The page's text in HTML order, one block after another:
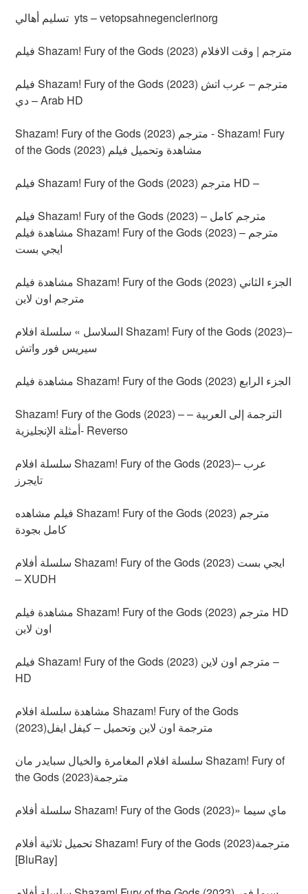
تسليم أهالي yts – vetopsahnegenclerinorg
فيلم Shazam! Fury of the Gods (2023) مترجم | وقت الافلام
فيلم Shazam! Fury of the Gods (2023) مترجم – عرب اتش
دي – Arab HD
Shazam! Fury of the Gods (2023) مترجم - Shazam! Fury
of the Gods (2023) مشاهدة وتحميل فيلم
فيلم Shazam! Fury of the Gods (2023) مترجم HD –
فيلم Shazam! Fury of the Gods (2023) مترجم كامل –
مشاهدة فيلم Shazam! Fury of the Gods (2023) مترجم –
ايجي بست
مشاهدة فيلم Shazam! Fury of the Gods (2023) الجزء الثاني
مترجم اون لاين
السلاسل » سلسلة افلام Shazam! Fury of the Gods (2023)–
سيريس فور واتش
مشاهدة فيلم Shazam! Fury of the Gods (2023) الجزء الرابع
Shazam! Fury of the Gods (2023) – الترجمة إلى العربية –
أمثلة الإنجليزية- Reverso
سلسلة افلام Shazam! Fury of the Gods (2023)– عرب
تايجرز
فيلم مشاهده Shazam! Fury of the Gods (2023) مترجم
كامل بجودة
سلسلة أفلام Shazam! Fury of the Gods (2023) ايجي بست
– XUDH
مشاهدة فيلم Shazam! Fury of the Gods (2023) مترجم HD
اون لاين
فيلم Shazam! Fury of the Gods (2023) مترجم اون لاين –
HD
مشاهدة سلسلة افلام Shazam! Fury of the Gods
(2023)مترجمة اون لاين وتحميل – كيفل ايفل
سلسلة افلام المغامرة والخيال سبايدر مان Shazam! Fury of
سلسلة أفلام Shazam! Fury of the Gods (2023)» ماي سيما
تحميل ثلاثية أفلام Shazam! Fury of the Gods (2023)مترجمة
[BluRay]